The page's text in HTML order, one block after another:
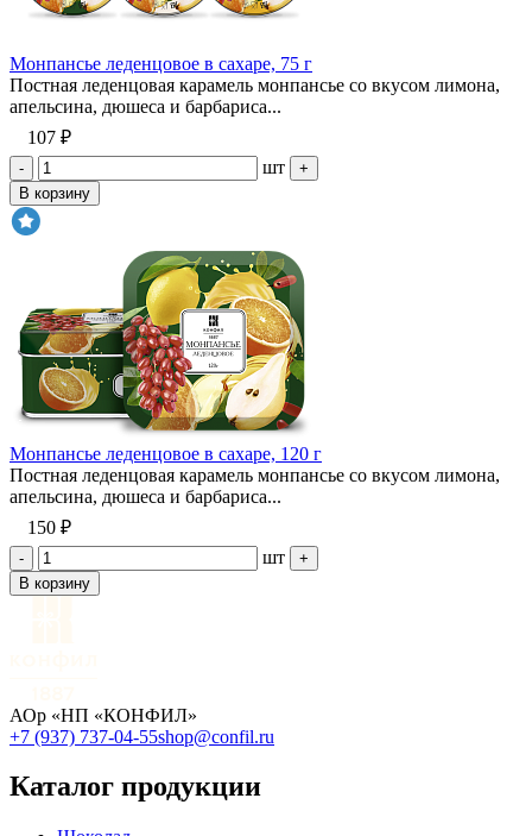
Монпансье леденцовое в сахаре, 75 г
Постная леденцовая карамель монпансье со вкусом лимона,
апельсина, дюшеса и барбариса...
107 ₽
- шт
+
В корзину
Монпансье леденцовое в сахаре, 120 г
Постная леденцовая карамель монпансье со вкусом лимона,
апельсина, дюшеса и барбариса...
150 ₽
- шт
+
В корзину
АОр «НП «КОНФИЛ»
+7 (937) 737-04-55shop@confil.ru
Каталог продукции